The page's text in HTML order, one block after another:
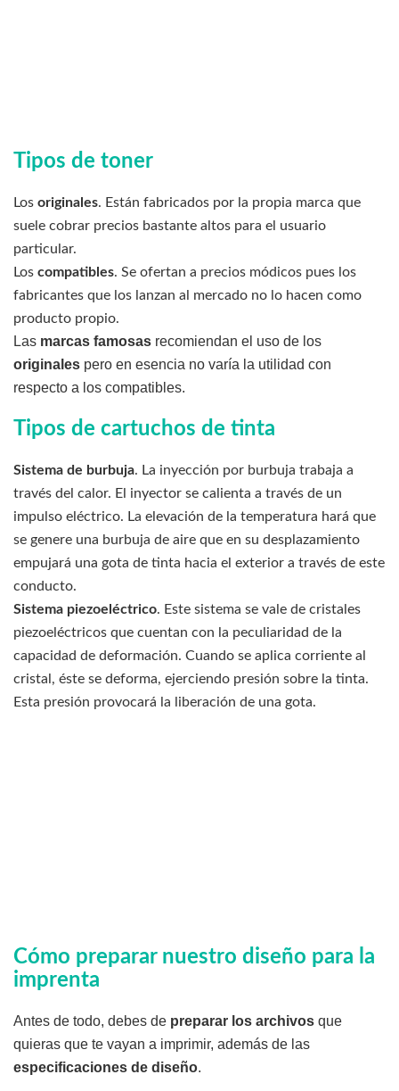
Tipos de toner
Los originales. Están fabricados por la propia marca que
suele cobrar precios bastante altos para el usuario
particular.
Los compatibles. Se ofertan a precios módicos pues los
fabricantes que los lanzan al mercado no lo hacen como
producto propio.
Las marcas famosas recomiendan el uso de los
originales pero en esencia no varía la utilidad con
respecto a los compatibles.
Tipos de cartuchos de tinta
Sistema de burbuja. La inyección por burbuja trabaja a
través del calor. El inyector se calienta a través de un
impulso eléctrico. La elevación de la temperatura hará que
se genere una burbuja de aire que en su desplazamiento
empujará una gota de tinta hacia el exterior a través de este
conducto.
Sistema piezoeléctrico. Este sistema se vale de cristales
piezoeléctricos que cuentan con la peculiaridad de la
capacidad de deformación. Cuando se aplica corriente al
cristal, éste se deforma, ejerciendo presión sobre la tinta.
Esta presión provocará la liberación de una gota.
Cómo preparar nuestro diseño para la
imprenta
Antes de todo, debes de preparar los archivos que
quieras que te vayan a imprimir, además de las
especificaciones de diseño.